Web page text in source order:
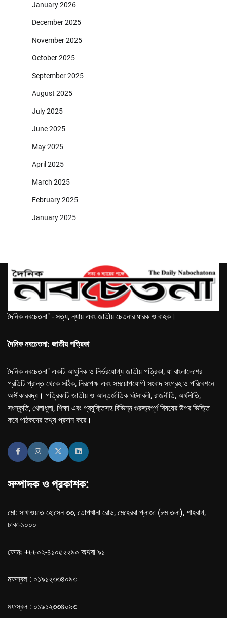
January 2026
December 2025
November 2025
October 2025
September 2025
August 2025
July 2025
June 2025
May 2025
April 2025
March 2025
February 2025
January 2025
দৈনিক নবচেতনা" - সত্য, ন্যায় এবং জাতীয় চেতনার ধারক ও বাহক।
দৈনিক নবচেতনা: জাতীয় পত্রিকা
দৈনিক নবচেতনা" একটি আধুনিক ও নির্ভরযোগ্য জাতীয় পত্রিকা, যা বাংলাদেশের
প্রতিটি প্রান্ত থেকে সঠিক, নিরপেক্ষ এবং সময়োপযোগী সংবাদ সংগ্রহ ও পরিবেশনে
অঙ্গীকারবদ্ধ। পত্রিকাটি জাতীয় ও আন্তর্জাতিক ঘটনাবলী, রাজনীতি, অর্থনীতি,
সংস্কৃতি, খেলাধুলা, শিক্ষা এবং প্রযুক্তিসহ বিভিন্ন গুরুত্বপূর্ণ বিষয়ের উপর ভিত্তি
করে পাঠকদের তথ্য প্রদান করে।
সম্পাদক ও প্রকাশক:
মো: সাখাওয়াত হোসেন ৩৩, তোপখানা রোড, মেহেরবা প্লাজা (৮ম তলা), শাহবাগ,
ঢাকা-১০০০
ফোনঃ +৮৮০২-৪১০৫২২৯০ অথবা ৯১
মফস্বল : ০১৯১২৩৩৪০৯৩
মফস্বল : ০১৯১২৩৩৪০৯৩